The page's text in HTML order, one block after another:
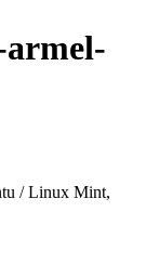
armel-
/ Linux Mint,